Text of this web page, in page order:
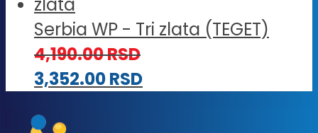
Serbia WP - Tri zlata (TEGET)
4,190.00RSD
3,352.00RSD